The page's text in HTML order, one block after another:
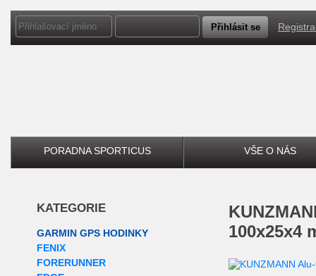
PORADNA SPORTICUS VŠE O NÁS
KATEGORIE
GARMIN GPS HODINKY
FENIX
FORERUNNER
KUNZMANN Alu-Oxyd kámen
100x25x4